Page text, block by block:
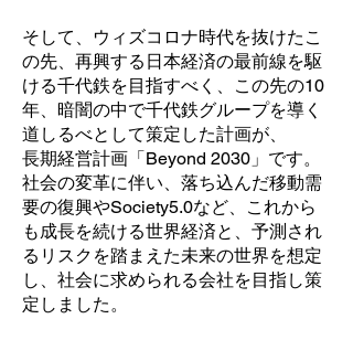
そして、ウィズコロナ時代を抜けたこ
の先、再興する日本経済の最前線を駆
ける千代鉄を目指すべく、この先の10
年、暗闇の中で千代鉄グループを導く
道しるべとして策定した計画が、
長期経営計画「Beyond 2030」です。
社会の変革に伴い、落ち込んだ移動需
要の復興やSociety5.0など、これから
も成長を続ける世界経済と、予測され
るリスクを踏まえた未来の世界を想定
し、社会に求められる会社を目指し策
定しました。